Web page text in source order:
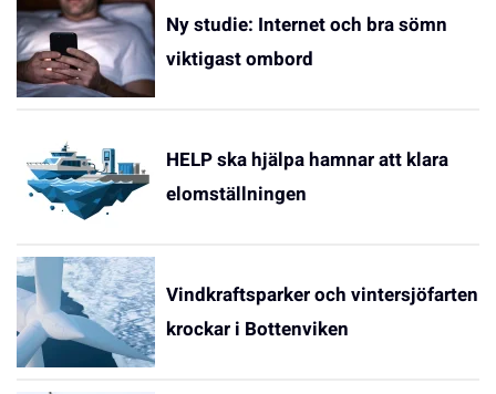
Ny studie: Internet och bra sömn
viktigast ombord
HELP ska hjälpa hamnar att klara
elomställningen
Vindkraftsparker och vintersjöfarten
krockar i Bottenviken